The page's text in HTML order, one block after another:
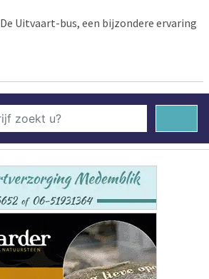
De Uitvaart-bus, een bijzondere ervaring